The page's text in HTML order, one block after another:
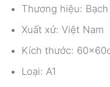
Thương hiệu: Bạch
Xuất xứ: Việt Nam
Kích thước:
Loại: A1